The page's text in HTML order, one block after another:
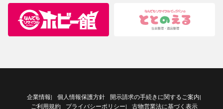
企業情報| 個人情報保護方針 開示請求の手続きに関するご案内|
ご利用規約 プライバシーポリシー|
古物営業法に基づく表示